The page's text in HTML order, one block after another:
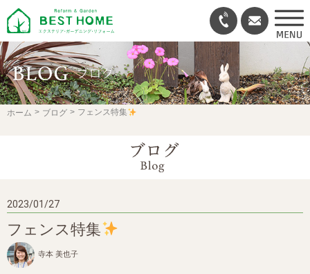
ホーム ブログ フェンス特集
2023/01/27
フェンス特集
寺本 美也子